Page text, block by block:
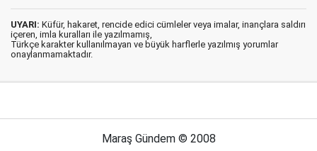
UYARI: Küfür, hakaret, rencide edici cümleler veya imalar, inançlara saldırı
içeren, imla kuralları ile yazılmamış,
Türkçe karakter kullanılmayan ve büyük harflerle yazılmış yorumlar
onaylanmamaktadır.
Maraş Gündem © 2008